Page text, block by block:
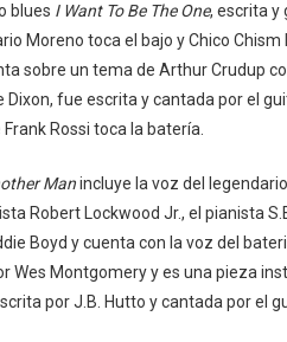
blues I Want To Be The One, escrita y
Moreno toca el bajo y Chico Chism
sobre un tema de Arthur Crudup
Dixon, fue escrita y cantada por el
Rossi toca la batería.
Manincluye la voz del
Robert Lockwood Jr., el pianista
Boyd y cuenta con la voz del
Wes Montgomery y es una pieza
por J.B. Hutto y cantada por el